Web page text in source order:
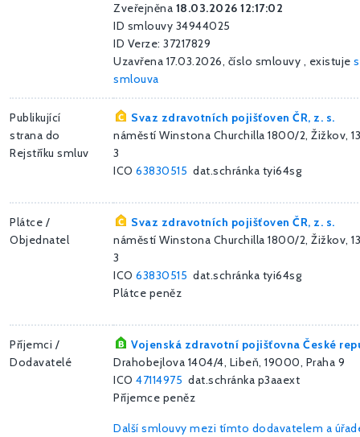
Zveřejněna 18.03.2026 12:17:02
ID smlouvy 34944025
ID Verze: 37217829
Uzavřena 17.03.2026, číslo smlouvy , existuje
smlouva
Publikující
strana do
Rejstříku smluv
Svaz zdravotních pojišťoven ČR, z. s.
náměstí Winstona Churchilla 1800/2, Žižkov,
3
ICO 63830515 dat.schránka tyi64sg
Plátce /
Objednatel
Svaz zdravotních pojišťoven ČR, z. s.
náměstí Winstona Churchilla 1800/2, Žižkov,
3
ICO 63830515 dat.schránka tyi64sg
Plátce peněz
Příjemci /
Dodavatelé
Vojenská zdravotní pojišťovna České
Drahobejlova 1404/4, Libeň, 19000, Praha 9
ICO 47114975 dat.schránka p3aaext
Příjemce peněz
Další smlouvy mezi tímto dodavatelem a